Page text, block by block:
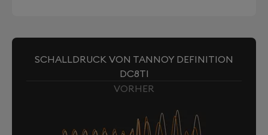
SCHALLDRUCK VON TANNOY DEFINITION
DC8TI
VORHER